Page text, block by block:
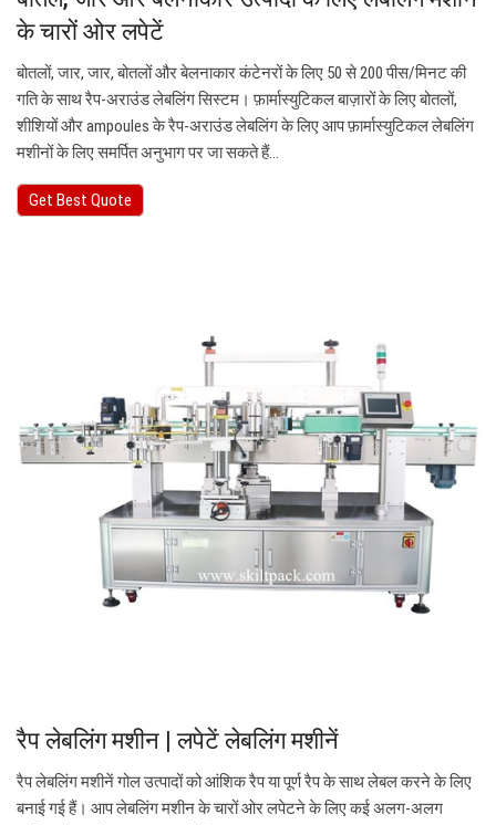
के चारों ओर लपेटें
बोतलों, जार, जार, बोतलों और बेलनाकार कंटेनरों के लिए 50 से 200 पीस/मिनट की
गति के साथ रैप-अराउंड लेबलिंग सिस्टम। फ़ार्मास्युटिकल बाज़ारों के लिए बोतलों,
शीशियों और ampoules के रैप-अराउंड लेबलिंग के लिए आप फ़ार्मास्युटिकल लेबलिंग
मशीनों के लिए समर्पित अनुभाग पर जा सकते हैं…
Get Best Quote
रैप लेबलिंग मशीन | लपेटें लेबलिंग मशीनें
रैप लेबलिंग मशीनें गोल उत्पादों को आंशिक रैप या पूर्ण रैप के साथ लेबल करने के लिए
बनाई गई हैं। आप लेबलिंग मशीन के चारों ओर लपेटने के लिए कई अलग-अलग